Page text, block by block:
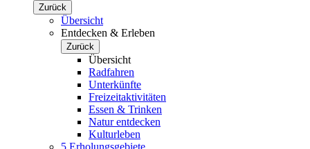
Zurück
Übersicht
Entdecken & Erleben
Zurück
Übersicht
Radfahren
Unterkünfte
Freizeitaktivitäten
Essen & Trinken
Natur entdecken
Kulturleben
5 Erholungsgebiete